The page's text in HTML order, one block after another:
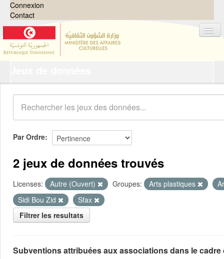
Connexion
Contact
Organisations
Groupes
Demandes 0
À propos
Par Ordre
2 jeux de données trouvés
Licenses: Autre (Ouvert) Groupes: Arts plastiques
Sidi Bou Zid
Sfax
Filtrer les resultats
Subventions attribuées aux associations dans le